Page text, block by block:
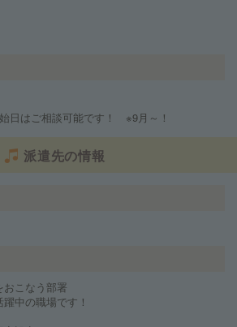
日はご相談可能です！ ※9月～！
派遣先の情報
こなう部署
中の職場です！